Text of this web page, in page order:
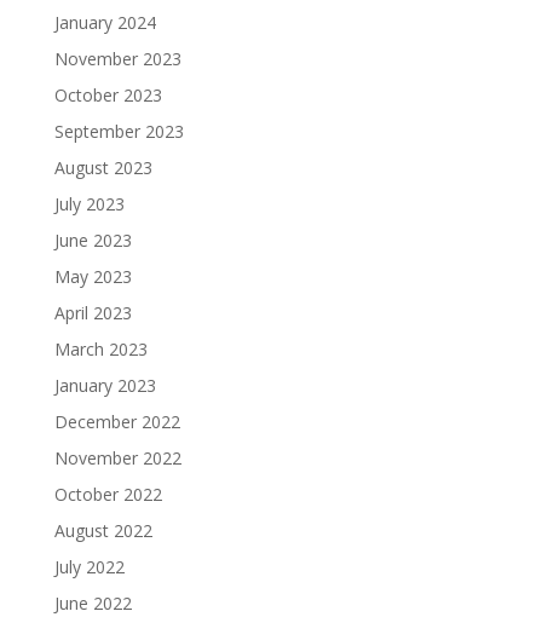
January 2024
November 2023
October 2023
September 2023
August 2023
July 2023
June 2023
May 2023
April 2023
March 2023
January 2023
December 2022
November 2022
October 2022
August 2022
July 2022
June 2022